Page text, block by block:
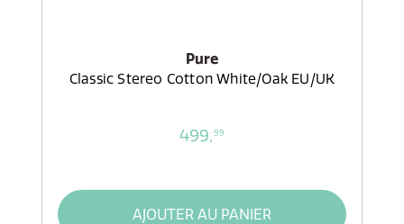
Pure
Classic Stereo Cotton White/Oak EU/UK
499,99
AJOUTER AU PANIER